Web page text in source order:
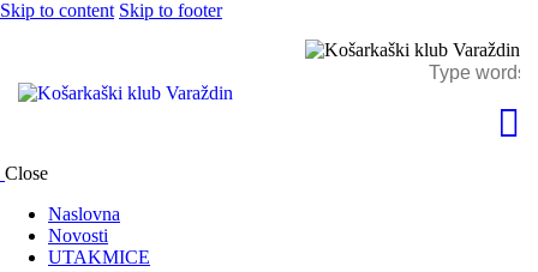
Skip to content Skip to footer
Close
Naslovna
Novosti
UTAKMICE